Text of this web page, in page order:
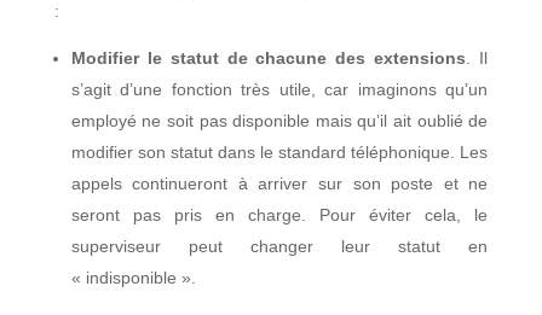
:
Modifier le statut de chacune des extensions. Il
s’agit d’une fonction très utile, car imaginons qu’un
employé ne soit pas disponible mais qu’il ait oublié de
modifier son statut dans le standard téléphonique. Les
appels continueront à arriver sur son poste et ne
seront pas pris en charge. Pour éviter cela, le
superviseur peut changer leur statut en
« indisponible ».